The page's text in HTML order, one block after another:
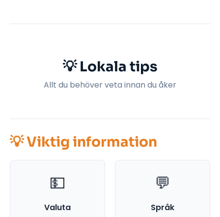
💡 Lokala tips
Allt du behöver veta innan du åker
💡 Viktig information
💵
Valuta
💬
Språk